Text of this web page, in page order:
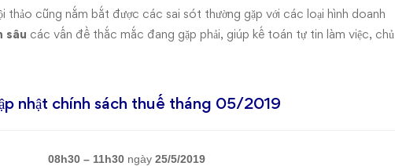
thảo cũng nắm bắt được các sai sót thường gặp với các loại hình doanh
sâu các vấn đề thắc mắc đang gặp phải, giúp kế toán tự tin làm việc, chủ
nhật chính sách thuế tháng 05/2019
08h30 – 11h30 ngày 25/5/2019